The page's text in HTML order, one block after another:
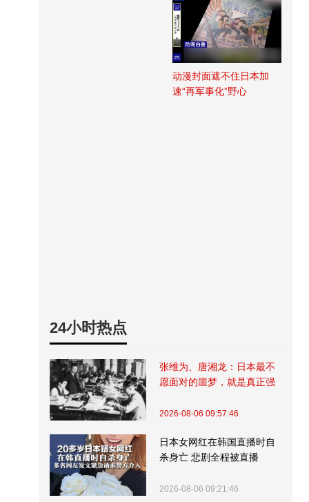
动漫封面遮不住日本加
速“再军事化”野心
24小时热点
张维为、唐湘龙：日本最不
愿面对的噩梦，就是真正强
2026-08-06 09:57:46
日本女网红在韩国直播时自
杀身亡 悲剧全程被直播
2026-08-06 09:21:46